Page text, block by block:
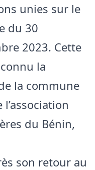
unies sur le
du 30
2023. Cette
la
la commune
du Bénin,
son retour au